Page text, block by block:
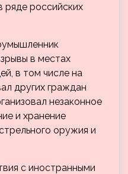
ряде российских
в местах
в том числе на
других граждан
незаконное
и хранение
оружия и
с иностранными